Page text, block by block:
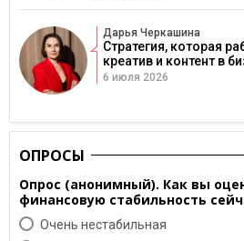
Дарья Черкашина
Стратегия, которая
креатив и контент в
6 июля 2026
ОПРОСЫ
Опрос (анонимный). Как вы
финансовую стабильность
Очень нестабильная